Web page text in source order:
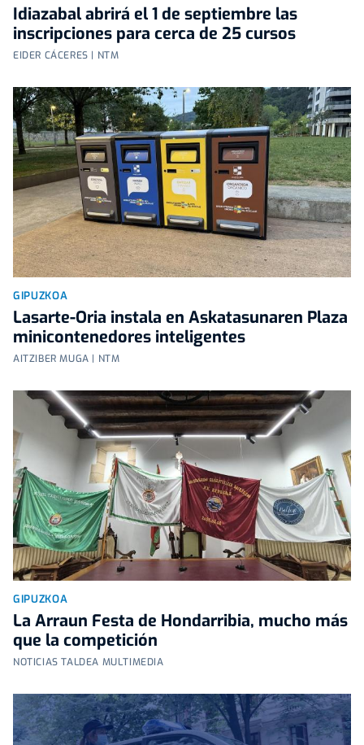
Idiazabal abrirá el 1 de septiembre las
inscripciones para cerca de 25 cursos
EIDER CÁCERES | NTM
GIPUZKOA
Lasarte-Oria instala en Askatasunaren Plaza
minicontenedores inteligentes
AITZIBER MUGA | NTM
GIPUZKOA
La Arraun Festa de Hondarribia, mucho más
que la competición
NOTICIAS TALDEA MULTIMEDIA